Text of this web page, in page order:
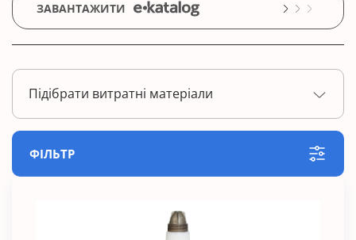
ЗАВАНТАЖИТИ
Підібрати витратні матеріали
ФІЛЬТР